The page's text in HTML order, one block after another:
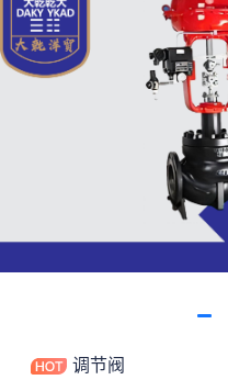
调节阀
Valve News
Contact Us